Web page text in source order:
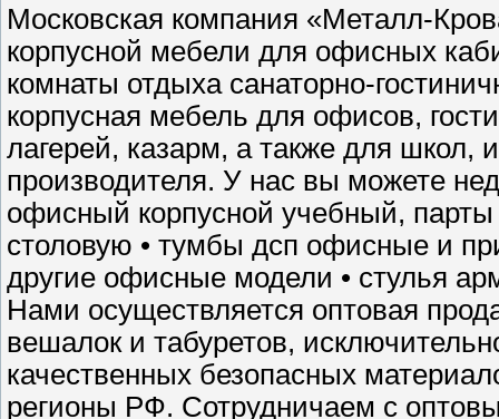
Московская компания «Металл-
корпусной мебели для офисных
комнаты отдыха санаторно-
корпусная мебель для офисов,
лагерей, казарм, а также для школ,
производителя. У нас вы можете
офисный корпусной учебный, парты
столовую • тумбы дсп офисные и
другие офисные модели • стулья
Нами осуществляется оптовая
вешалок и табуретов,
качественных безопасных
регионы РФ. Сотрудничаем с